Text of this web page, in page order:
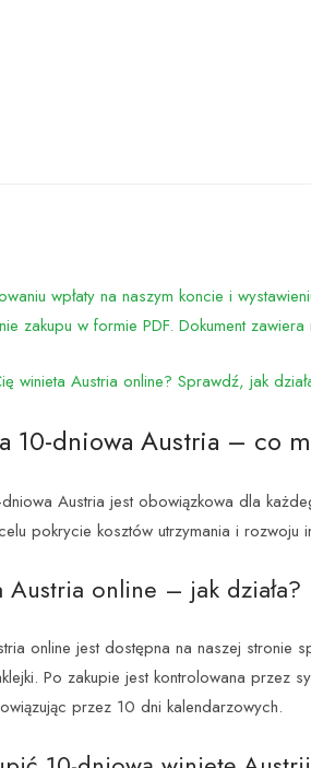
wpłaty na naszym koncie i
zakupu w formie PDF. Dokument
winieta Austria online? Sprawdź, jak
10-dniowa Austria – co
Austria jest obowiązkowa dla
pokrycie kosztów utrzymania i rozwoju
online – jak działa?
online jest dostępna na naszej stronie
Po zakupie jest kontrolowana przez
przez 10 dni kalendarzowych.